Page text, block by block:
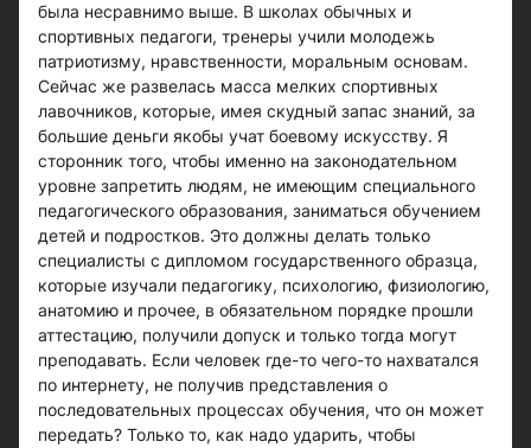
была несравнимо выше. В школах обычных и
спортивных педагоги, тренеры учили молодежь
патриотизму, нравственности, моральным основам.
Сейчас же развелась масса мелких спортивных
лавочников, которые, имея скудный запас знаний, за
большие деньги якобы учат боевому искусству. Я
сторонник того, чтобы именно на законодательном
уровне запретить людям, не имеющим специального
педагогического образования, заниматься обучением
детей и подростков. Это должны делать только
специалисты с дипломом государственного образца,
которые изучали педагогику, психологию, физиологию,
анатомию и прочее, в обязательном порядке прошли
аттестацию, получили допуск и только тогда могут
преподавать. Если человек где-то чего-то нахватался
по интернету, не получив представления о
последовательных процессах обучения, что он может
передать? Только то, как надо ударить, чтобы